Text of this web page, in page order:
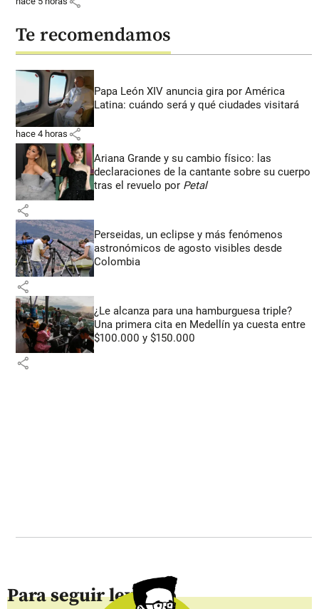
Te recomendamos
Papa León XIV anuncia gira por América
Latina: cuándo será y qué ciudades visitará
hace 4 horas share
Ariana Grande y su cambio físico: las
declaraciones de la cantante sobre su cuerpo
tras el revuelo por Petal
share
Perseidas, un eclipse y más fenómenos
astronómicos de agosto visibles desde
Colombia
share
¿Le alcanza para una hamburguesa triple?
Una primera cita en Medellín ya cuesta entre
$100.000 y $150.000
share
Para seguir leyendo